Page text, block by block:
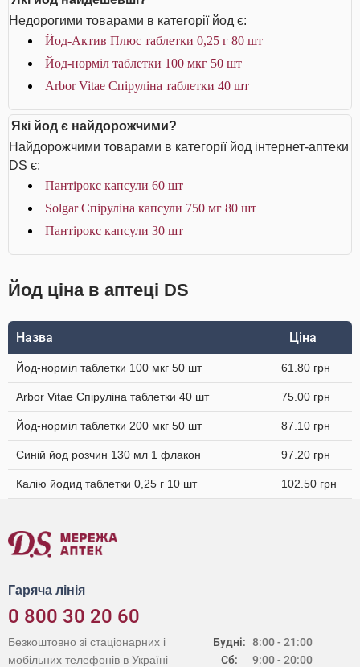
Недорогими товарами в категорії йод є:
Йод-Актив Плюс таблетки 0,25 г 80 шт
Йод-норміл таблетки 100 мкг 50 шт
Arbor Vitae Спіруліна таблетки 40 шт
Які йод є найдорожчими?
Найдорожчими товарами в категорії йод інтернет-аптеки
DS є:
Пантірокс капсули 60 шт
Solgar Спіруліна капсули 750 мг 80 шт
Пантірокс капсули 30 шт
Йод ціна в аптеці DS
Назва Ціна
Йод-норміл таблетки 100 мкг 50 шт 61.80 грн
Arbor Vitae Спіруліна таблетки 40 шт 75.00 грн
Йод-норміл таблетки 200 мкг 50 шт 87.10 грн
Синій йод розчин 130 мл 1 флакон 97.20 грн
Калію йодид таблетки 0,25 г 10 шт 102.50 грн
Гаряча лінія
0 800 30 20 60
Будні:
Сб:
8:00 - 21:00
9:00 - 20:00
Безкоштовно зі стаціонарних і
мобільних телефонів в Україні